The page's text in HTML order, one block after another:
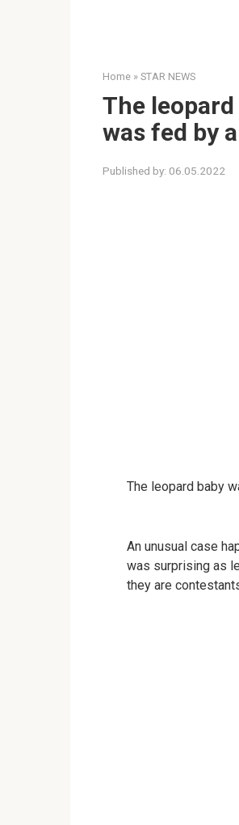
Home » STAR NEWS
The
was fed by
Published by: 06.05.2022
The leopard baby
An unusual case
was surprising as
they are